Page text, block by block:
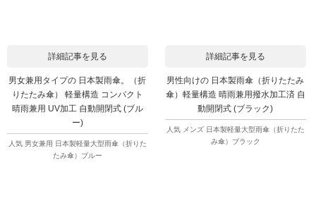
詳細記事を見る
男女兼用タイプの 日本製雨傘。（折
りたたみ傘） 軽量構造 コンパクト
晴雨兼用 UV加工 自動開閉式 (ブル
ー)
人気 男女兼用 日本製軽量大型雨傘（折りた
たみ傘）ブルー
詳細記事を見る
男性向けの 日本製雨傘（折りたたみ
傘）軽量構造 晴雨兼用撥水加工済 自
動開閉式 (ブラック)
人気 メンズ 日本製軽量大型雨傘（折りたた
み傘）ブラック